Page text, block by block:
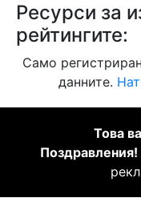
Ресурси за
рейтингите:
Само
данните.
Това
Поздравления!